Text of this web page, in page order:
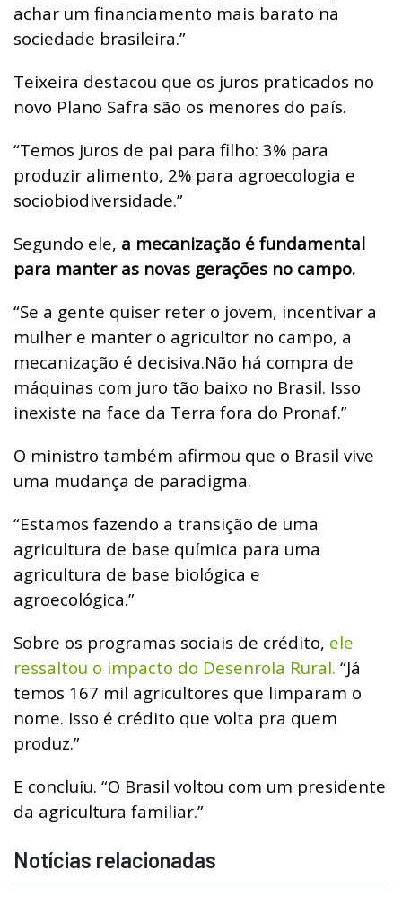
achar um financiamento mais barato na
sociedade brasileira.”
Teixeira destacou que os juros praticados no
novo Plano Safra são os menores do país.
“Temos juros de pai para filho: 3% para
produzir alimento, 2% para agroecologia e
sociobiodiversidade.”
Segundo ele, a mecanização é fundamental
para manter as novas gerações no campo.
“Se a gente quiser reter o jovem, incentivar a
mulher e manter o agricultor no campo, a
mecanização é decisiva.Não há compra de
máquinas com juro tão baixo no Brasil. Isso
inexiste na face da Terra fora do Pronaf.”
O ministro também afirmou que o Brasil vive
uma mudança de paradigma.
“Estamos fazendo a transição de uma
agricultura de base química para uma
agricultura de base biológica e
agroecológica.”
Sobre os programas sociais de crédito, ele
ressaltou o impacto do Desenrola Rural. “Já
temos 167 mil agricultores que limparam o
nome. Isso é crédito que volta pra quem
produz.”
E concluiu. “O Brasil voltou com um presidente
da agricultura familiar.”
Notícias relacionadas